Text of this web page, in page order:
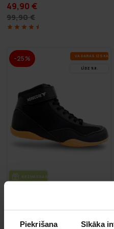
Piekrišana Sīkāka
49,90 €
99,90 €
-25% VA­SA­RAS IZ­SKA­ŅA
LĪDZ 9.8.
BEZ­MAK­SAS PIE­GĀ­DE
Nordcore Svarcelšanas
59,90 €